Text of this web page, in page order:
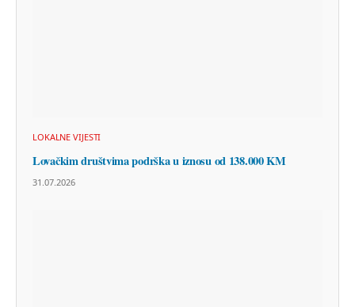
LOKALNE VIJESTI
Lovačkim društvima podrška u iznosu od 138.000 KM
31.07.2026